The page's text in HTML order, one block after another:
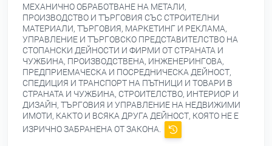
МЕХАНИЧНО ОБРАБОТВАНЕ НА МЕТАЛИ,
ПРОИЗВОДСТВО И ТЪРГОВИЯ СЪС СТРОИТЕЛНИ
МАТЕРИАЛИ, ТЪРГОВИЯ, МАРКЕТИНГ И РЕКЛАМА,
УПРАВЛЕНИЕ И ТЪРГОВСКО ПРЕДСТАВИТЕЛСТВО НА
СТОПАНСКИ ДЕЙНОСТИ И ФИРМИ ОТ СТРАНАТА И
ЧУЖБИНА, ПРОИЗВОДСТВЕНА, ИНЖЕНЕРИНГОВА,
ПРЕДПРИЕМАЧЕСКА И ПОСРЕДНИЧЕСКА ДЕЙНОСТ,
СПЕДИЦИЯ И ТРАНСПОРТ НА ПЪТНИЦИ И ТОВАРИ В
СТРАНАТА И ЧУЖБИНА, СТРОИТЕЛСТВО, ИНТЕРИОР И
ДИЗАЙН, ТЪРГОВИЯ И УПРАВЛЕНИЕ НА НЕДВИЖИМИ
ИМОТИ, КАКТО И ВСЯКА ДРУГА ДЕЙНОСТ, КОЯТО НЕ Е
ИЗРИЧНО ЗАБРАНЕНА ОТ ЗАКОНА.